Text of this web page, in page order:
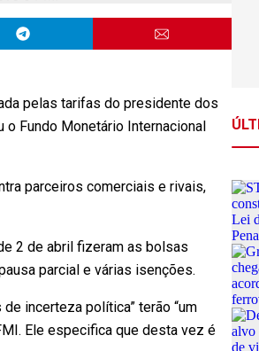
pelas tarifas do presidente dos
o Fundo Monetário Internacional
parceiros comerciais e rivais,
2 de abril fizeram as bolsas
parcial e várias isenções.
incerteza política” terão “um
Ele especifica que desta vez é